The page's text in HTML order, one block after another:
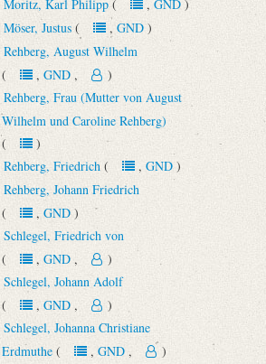
Moritz, Karl Philipp (, GND)
Möser, Justus (, GND)
Rehberg, August Wilhelm
(, GND, )
Rehberg, Frau (Mutter von August
Wilhelm und Caroline Rehberg)
()
Rehberg, Friedrich (, GND)
Rehberg, Johann Friedrich
(, GND)
Schlegel, Friedrich von
(, GND, )
Schlegel, Johann Adolf
(, GND, )
Schlegel, Johanna Christiane
Erdmuthe (, GND, )